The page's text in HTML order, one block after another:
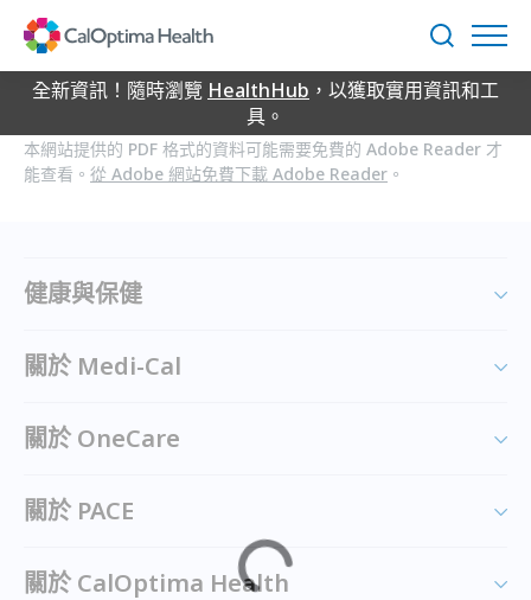
Content
搜
尋
全新資訊！隨時瀏覽 HealthHub ，以獲取實用資訊和工
具。
本網站提供的 PDF 格式的資料可能需要免費的 Adobe Reader 才
能查看。 從 Adobe 網站免費下載 Adobe Reader 。
健康與保健
關於 Medi-Cal
關於 OneCare
關於 PACE
關於 CalOptima Health